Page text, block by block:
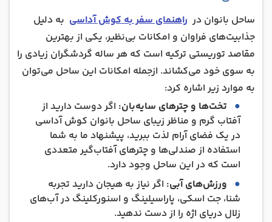
ساحل بانوان در راهنمای سفر به کوش آداسی به دلیل
جذابیت‌های فراوان و امکانات بی‌نظیر، یکی از بهترین
مقاصد توریستی ترکیه است که هر ساله گردشگران زیادی را
به سوی خود می‌کشاند. ازجمله امکانات این ساحل می‌توان
به موارد زیر اشاره کرد:
تخت‌ها و چترهای سایه‌بان: اگر دوست دارید از
آفتاب گرم و مناظر زیبای ساحل بانوان کوش آداسی
در یک فضای آرام لذت ببرید، پیشنهاد ما به شما
استفاده از صندلی‌ها و چترهای آفتاب‌گیر متعددی
است که در این ساحل وجود دارد.
ورزش‌های آبی: اگر نیاز به هیجان دارید تجربه
شنا، جت اسکی، پاراسیلینگ و اسنورکلینگ در آب‌های
زلال دریای اژه را از دست ندهید.